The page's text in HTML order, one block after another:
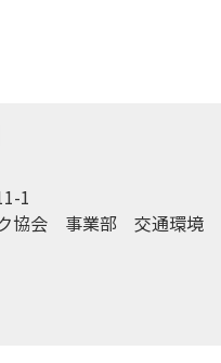
1
協会 事業部 交通環境